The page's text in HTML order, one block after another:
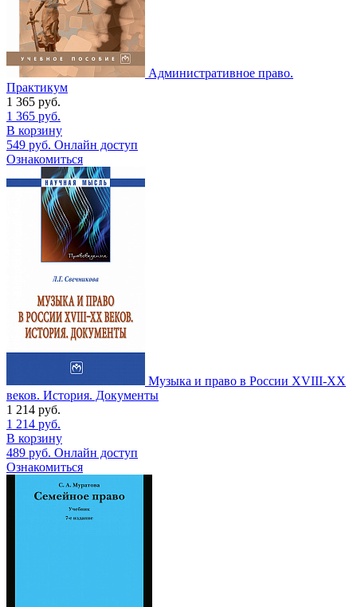
Административное право.
Практикум
1 365 руб.
1 365 руб.
В корзину
549 руб. Онлайн доступ
Ознакомиться
Музыка и право в России XVIII-XX
веков. История. Документы
1 214 руб.
1 214 руб.
В корзину
489 руб. Онлайн доступ
Ознакомиться